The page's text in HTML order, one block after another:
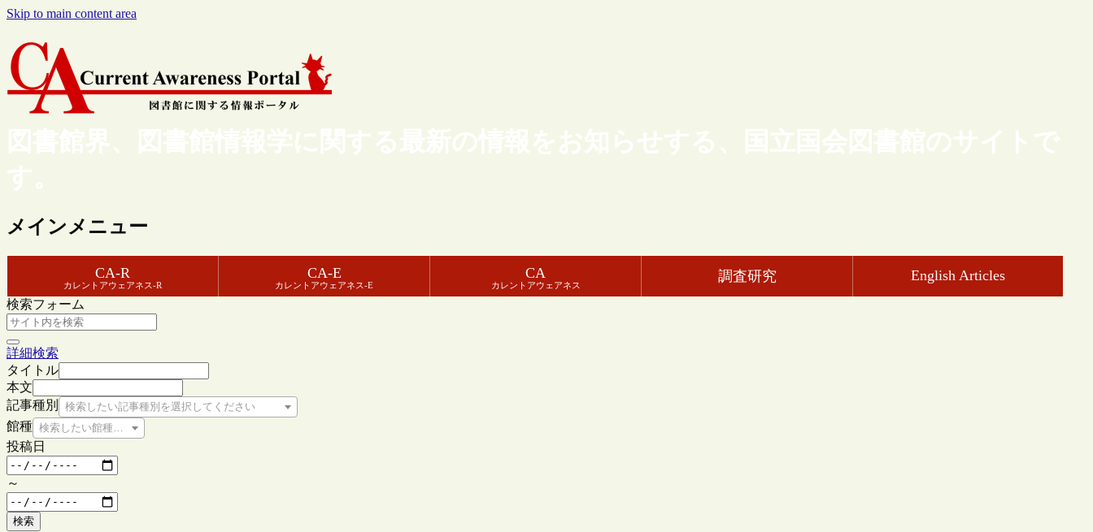
Skip to main content area
図書館界、図書館情報学に関する最新の情報をお知らせする、国立国会図書館のサイトで
す。
メインメニュー
CA-R
カレントアウェアネス-R
CA-E
カレントアウェアネス-E
CA
カレントアウェアネス
調査研究 English Articles
検索フォーム
詳細検索
タイトル
本文
記事種別
検索したい記事種別を選択してください
館種 検索したい館種を選択してください
投稿日
～
検索